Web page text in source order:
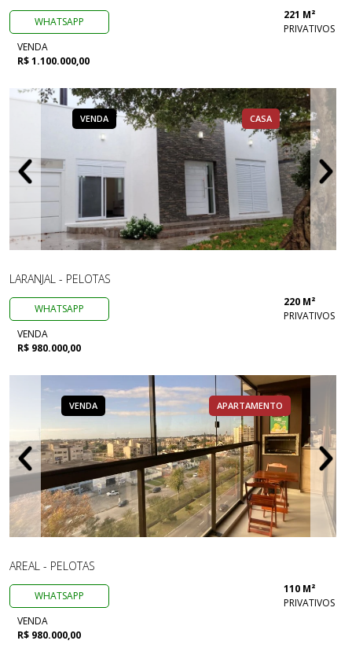
WHATSAPP
221 M²
PRIVATIVOS
VENDA
R$ 1.100.000,00
VENDA CASA
LARANJAL - PELOTAS
WHATSAPP
220 M²
PRIVATIVOS
VENDA
R$ 980.000,00
VENDA APARTAMENTO
AREAL - PELOTAS
WHATSAPP
110 M²
PRIVATIVOS
VENDA
R$ 980.000,00